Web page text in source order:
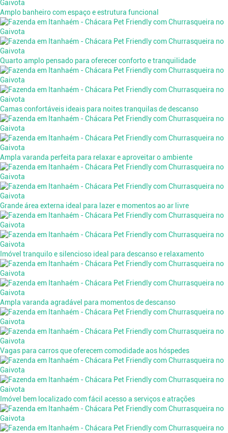
Amplo banheiro com espaço e estrutura funcional
Quarto amplo pensado para oferecer conforto e tranquilidade
Camas confortáveis ideais para noites tranquilas de descanso
Ampla varanda perfeita para relaxar e aproveitar o ambiente
Grande área externa ideal para lazer e momentos ao ar livre
Imóvel tranquilo e silencioso ideal para descanso e relaxamento
Ampla varanda agradável para momentos de descanso
Vagas para carros que oferecem comodidade aos hóspedes
Imóvel bem localizado com fácil acesso a serviços e atrações